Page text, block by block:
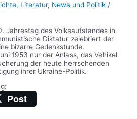
, Literatur, News und Politik /
Jahrestag des Volksaufstandes in
Diktatur zelebriert der
bizarre Gedenkstunde.
1953 nur der Anlass, das Vehikel
der heute herrschenden
ihrer Ukraine-Politik.
Post